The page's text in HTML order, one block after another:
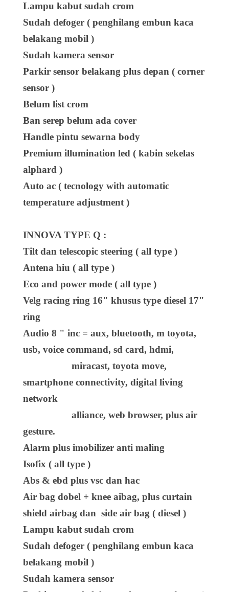
Lampu kabut sudah crom
Sudah defoger ( penghilang embun kaca
belakang mobil )
Sudah kamera sensor
Parkir sensor belakang plus depan ( corner
sensor )
Belum list crom
Ban serep belum ada cover
Handle pintu sewarna body
Premium illumination led ( kabin sekelas
alphard )
Auto ac ( tecnology with automatic
temperature adjustment )
INNOVA TYPE Q :
Tilt dan telescopic steering ( all type )
Antena hiu ( all type )
Eco and power mode ( all type )
Velg racing ring 16" khusus type diesel 17"
ring
Audio 8 " inc = aux, bluetooth, m toyota,
usb, voice command, sd card, hdmi,
miracast, toyota move,
smartphone connectivity, digital living
network
alliance, web browser, plus air
gesture.
Alarm plus imobilizer anti maling
Isofix ( all type )
Abs & ebd plus vsc dan hac
Air bag dobel + knee aibag, plus curtain
shield airbag dan side air bag ( diesel )
Lampu kabut sudah crom
Sudah defoger ( penghilang embun kaca
belakang mobil )
Sudah kamera sensor